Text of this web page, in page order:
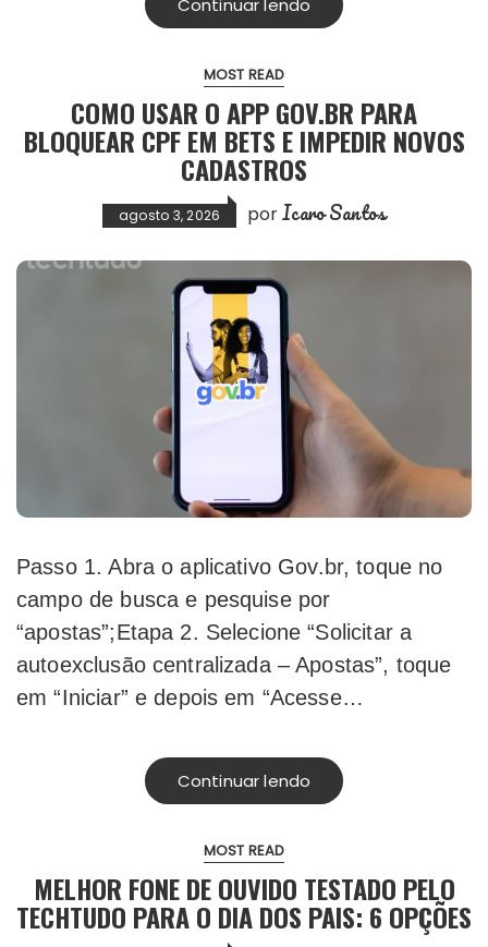
Continuar lendo
MOST READ
COMO USAR O APP GOV.BR PARA
BLOQUEAR CPF EM BETS E IMPEDIR NOVOS
CADASTROS
agosto 3, 2026 porIcaro Santos
Passo 1. Abra o aplicativo Gov.br, toque no
campo de busca e pesquise por
“apostas”;Etapa 2. Selecione “Solicitar a
autoexclusão centralizada – Apostas”, toque
em “Iniciar” e depois em “Acesse…
Continuar lendo
MOST READ
MELHOR FONE DE OUVIDO TESTADO PELO
TECHTUDO PARA O DIA DOS PAIS: 6 OPÇÕES